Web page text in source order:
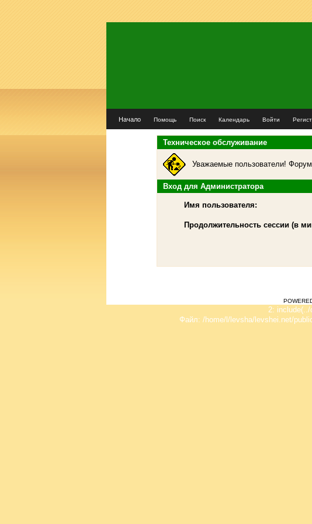
Начало Помощь Поиск Календарь Войти
Техническое обслуживание
Уважаемые пользователи!
Вход для Администратора
Имя пользователя:
Продолжительность сессии (в
2:
Файл: /home/l/levsha/levshei.net/